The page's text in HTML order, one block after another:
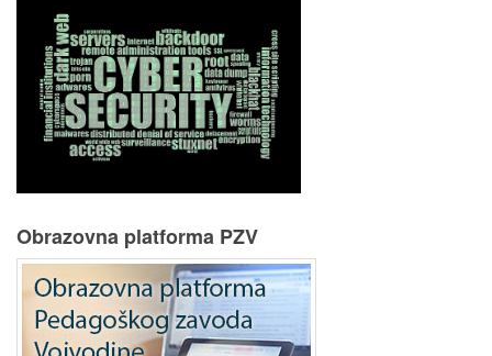
Obrazovna platforma PZV